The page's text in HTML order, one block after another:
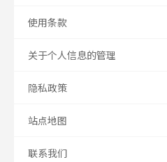
使用条款
关于个人信息的管理
隐私政策
站点地图
联系我们